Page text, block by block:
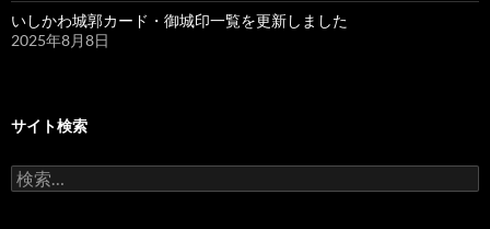
いしかわ城郭カード・御城印一覧を更新しました
2025年8月8日
サイト検索
検
索: